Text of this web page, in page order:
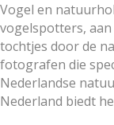
Vogel en
vogelspotters,
tochtjes door de
fotografen die
Nederlandse
Nederland biedt